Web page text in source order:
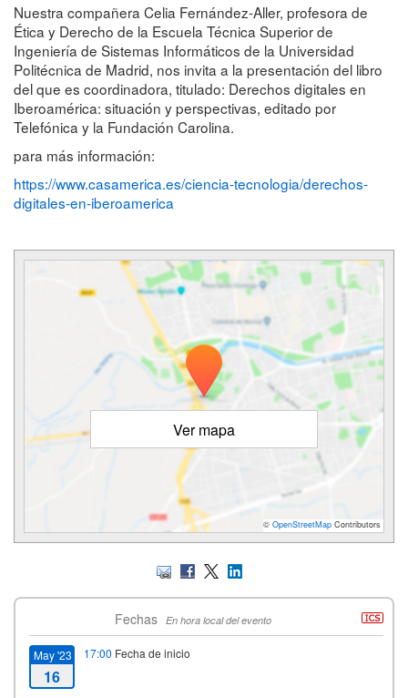
Nuestra compañera Celia Fernández-Aller, profesora de
Ética y Derecho de la Escuela Técnica Superior de
Ingeniería de Sistemas Informáticos de la Universidad
Politécnica de Madrid, nos invita a la presentación del libro
del que es coordinadora, titulado: Derechos digitales en
Iberoamérica: situación y perspectivas, editado por
Telefónica y la Fundación Carolina.
para más información:
https://www.casamerica.es/ciencia-tecnologia/derechos-
digitales-en-iberoamerica
Ver mapa
© OpenStreetMap Contributors
Fechas En hora local del evento
May '23
16
17:00 Fecha de inicio